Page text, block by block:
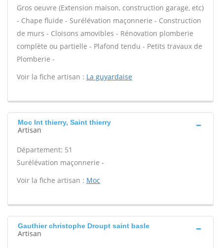
Gros oeuvre (Extension maison, construction garage, etc)
- Chape fluide - Surélévation maçonnerie - Construction
de murs - Cloisons amovibles - Rénovation plomberie
complète ou partielle - Plafond tendu - Petits travaux de
Plomberie -
Voir la fiche artisan : La guyardaise
Moc Int thierry, Saint thierry
Artisan
Département: 51
Surélévation maçonnerie -
Voir la fiche artisan : Moc
Gauthier christophe Droupt saint basle
Artisan